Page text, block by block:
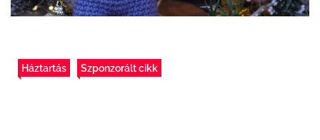
Háztartás Szponzorált cikk